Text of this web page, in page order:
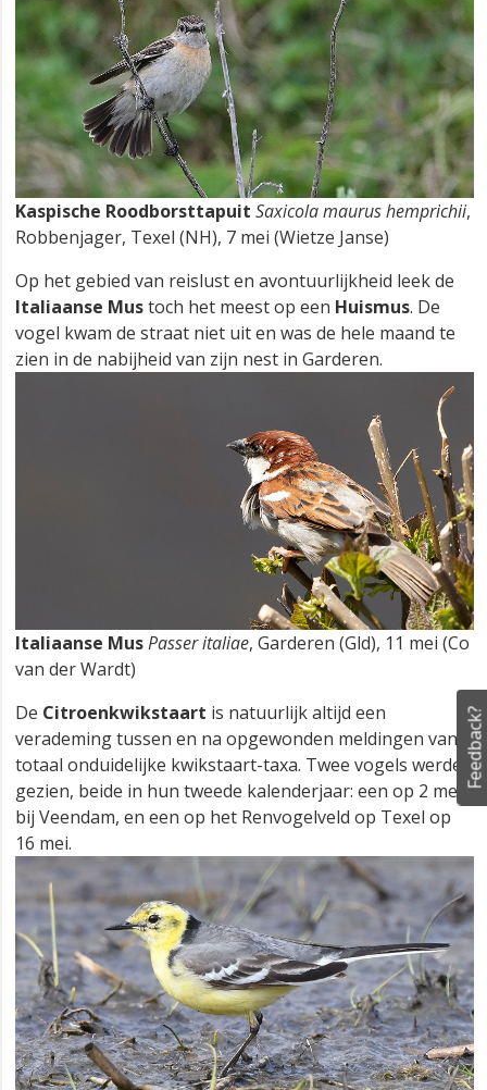
Kaspische Roodborsttapuit Saxicola maurus hemprichii,
Robbenjager, Texel (NH), 7 mei (Wietze Janse)
Op het gebied van reislust en avontuurlijkheid leek de
Italiaanse Mustoch het meest op een Huismus. De
vogel kwam de straat niet uit en was de hele maand te
zien in de nabijheid van zijn nest in Garderen.
Italiaanse MusPasser italiae, Garderen (Gld), 11 mei (Co
van der Wardt)
De Citroenkwikstaart is natuurlijk altijd een
verademing tussen en na opgewonden meldingen van
totaal onduidelijke kwikstaart-taxa. Twee vogels werden
gezien, beide in hun tweede kalenderjaar: een op 2 mei
bij Veendam, en een op het Renvogelveld op Texel op
16 mei.
Feedback?